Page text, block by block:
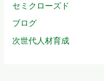
セミクローズド
ブログ
次世代人材育成